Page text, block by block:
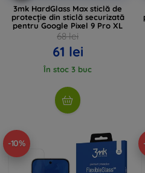
3mk HardGlass Max sticlă de
protecție din sticlă securizată
pentru Google Pixel 9 Pro XL
68 lei
61 lei
În stoc 3 buc
-10%